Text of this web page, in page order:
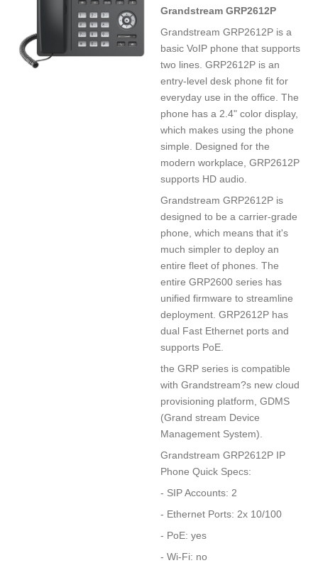
Grandstream GRP2612P
Grandstream GRP2612P is a
basic VoIP phone that supports
two lines. GRP2612P is an
entry-level desk phone fit for
everyday use in the office. The
phone has a 2.4" color display,
which makes using the phone
simple. Designed for the
modern workplace, GRP2612P
supports HD audio.
Grandstream GRP2612P is
designed to be a carrier-grade
phone, which means that it's
much simpler to deploy an
entire fleet of phones. The
entire GRP2600 series has
unified firmware to streamline
deployment. GRP2612P has
dual Fast Ethernet ports and
supports PoE.
the GRP series is compatible
with Grandstream?s new cloud
provisioning platform, GDMS
(Grand stream Device
Management System).
Grandstream GRP2612P IP
Phone Quick Specs:
- SIP Accounts: 2
- Ethernet Ports: 2x 10/100
- PoE: yes
- Wi-Fi: no